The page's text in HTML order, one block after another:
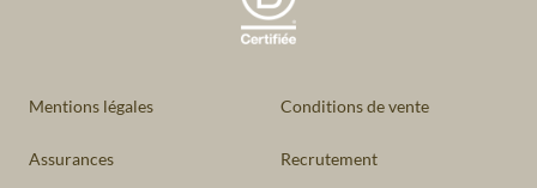
Mentions légales Conditions de vente
Assurances Recrutement